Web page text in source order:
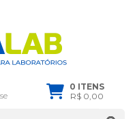
0 ITENS
R$ 0,00